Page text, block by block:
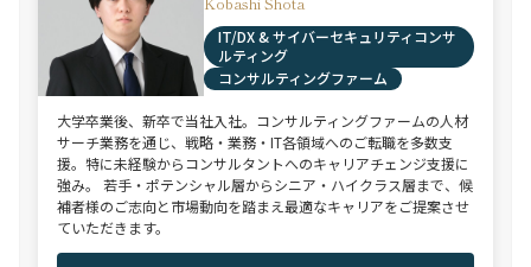
IT/DX & サイバーセキュリティコンサ
ルティング
コンサルティングファーム
大学卒業後、新卒で当社入社。コンサルティングファームの人材
サーチ業務を通じ、戦略・業務・IT各領域へのご転職を多数支
援。特に未経験からコンサルタントへのキャリアチェンジ支援に
強み。 若手・ポテンシャル層からシニア・ハイクラス層まで、候
補者様のご志向と市場動向を踏まえ最適なキャリアをご提案させ
ていただきます。